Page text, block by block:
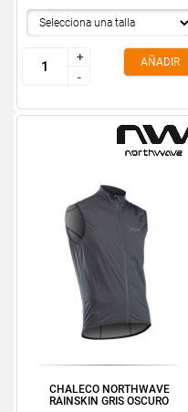
+
-
+
-
AÑADIR
CHALECO NORTHWAVE
RAINSKIN GRIS OSCURO